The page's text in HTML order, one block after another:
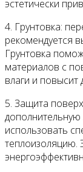
эстетически
4. Грунтовка:
рекомендуется
Грунтовка
материалов с
влаги и повысит
5. Защита
использовать
теплоизоляцию.